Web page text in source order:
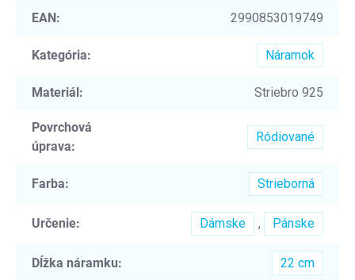
EAN: 2990853019749
Kategória: Náramok
Materiál: Striebro 925
Povrchová
úprava:
Ródiované
Farba: Strieborná
Určenie: Dámske , Pánske
Dĺžka náramku: 22 cm